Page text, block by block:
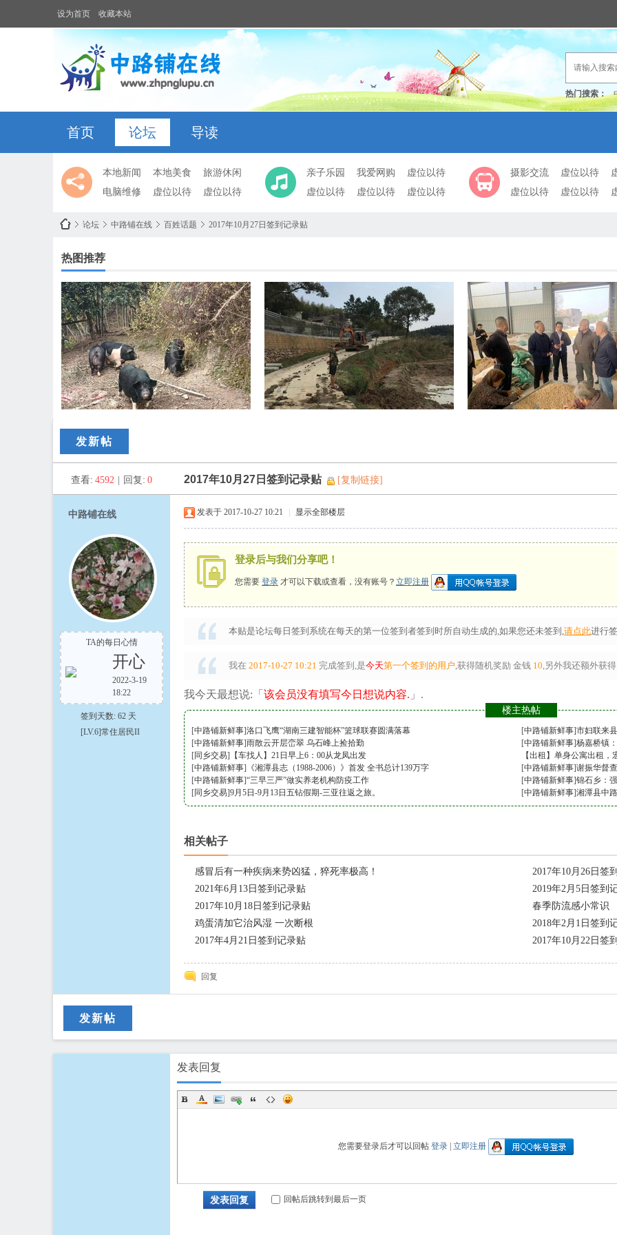
设为首页 收藏本站
热门搜索：
首页 论坛 导读
本地新闻 本地美食
旅游休闲
电脑维修
虚位以待 虚位以待
亲子乐园 我爱网购
虚位以待
虚位以待
虚位以待 虚位以待
摄影交流 虚位以待
虚位以待
虚位以待
中
在
论坛 中路铺在线 百姓话题 2017年10月27日签到记录贴
热图推荐
发新帖
查看: 4592 回复: 0 2017年10月27日签到记录贴 [复制链接]
中路铺在线
TA的每日心情
开心
2022-3-19
18:22
签到天数: 62 天
[LV.6]常住居民II
发表于 2017-10-27 10:21 显示全部楼层
登录后与我们分享吧！
您需要 登录 才可以下载或查看，没有账号？ 立即注册
本贴是论坛每日签到系统在每天的第一位签到者签到时所自动生成的,如果您还未签到,请点此进行
我在 2017-10-27 10:21 完成签到,是今天第一个签到的用户,获得随机奖励 金钱 10,另外我还额外获
我今天最想说:「 该会员没有填写今日想说内容. 」.
楼主热帖
洛口飞鹰“湖南三建智能杯”篮球联赛圆满落幕
[中路铺新鲜事] 市妇联来
[中路铺新鲜事]
雨散云开层峦翠 乌石峰上捡拾勤
[中路铺新鲜事] 杨嘉桥镇
[中路铺新鲜事]
【车找人】21日早上6：00从龙凤出发
[同乡交易]
【出租】单身公寓出租
[中路铺房屋租售]
《湘潭县志（1988-2006）》首发 全书总计139万字
[中路铺新鲜事] 谢振华督
[中路铺新鲜事]
“三早三严”做实养老机构防疫工作
[中路铺新鲜事] 锦石乡：
[中路铺新鲜事]
9月5日-9月13日五钻假期-三亚往返之旅。
[同乡交易] 湘潭县中
[中路铺新鲜事]
相关帖子
感冒后有一种疾病来势凶猛，猝死率极高！
2017年10月26日签
2021年6月13日签到记录贴
2019年2月5日签到
2017年10月18日签到记录贴
春季防流感小常识
鸡蛋清加它治风湿 一次断根
2018年2月1日签到
2017年4月21日签到记录贴
2017年10月22日签
回复
发新帖
发表回复
您需要登录后才可以回帖 登录 立即注册
发表回复 回帖后跳转到最后一页